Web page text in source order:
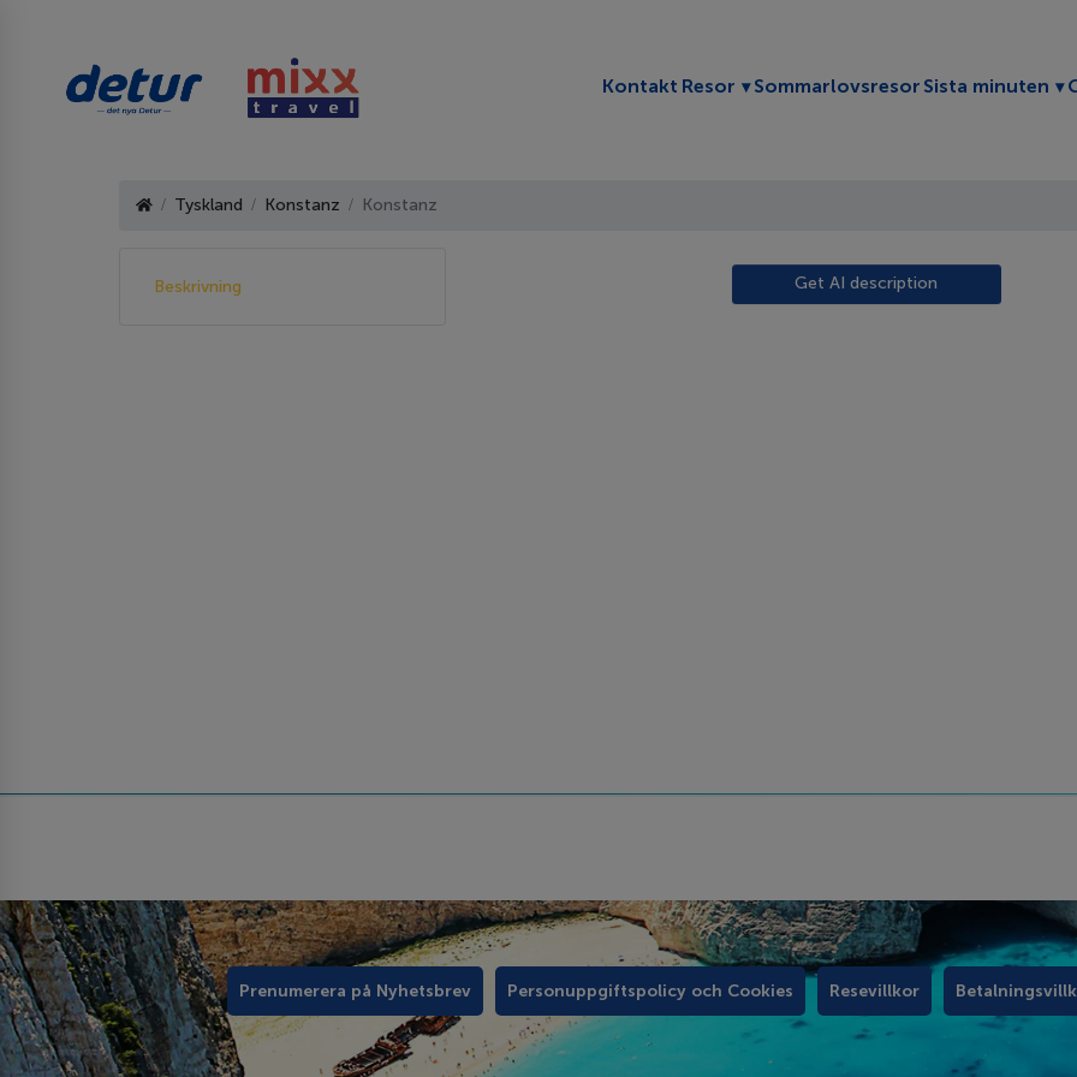
Kontakt Resor Toggle submenu
Sommarlovsresor Sista minuten
Tyskland Konstanz Konstanz
Beskrivning Get AI description
Prenumerera på Nyhetsbrev Personuppgiftspolicy och Cookies Resevillkor